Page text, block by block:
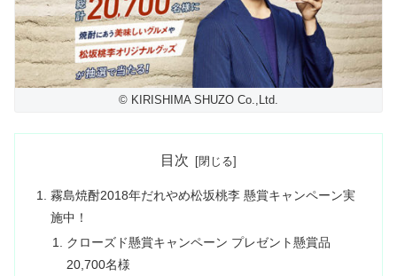
© KIRISHIMA SHUZO Co.,Ltd.
目次
霧島焼酎2018年だれやめ松坂桃李 懸賞キャンペーン実
施中！
クローズド懸賞キャンペーン プレゼント懸賞品
20,700名様